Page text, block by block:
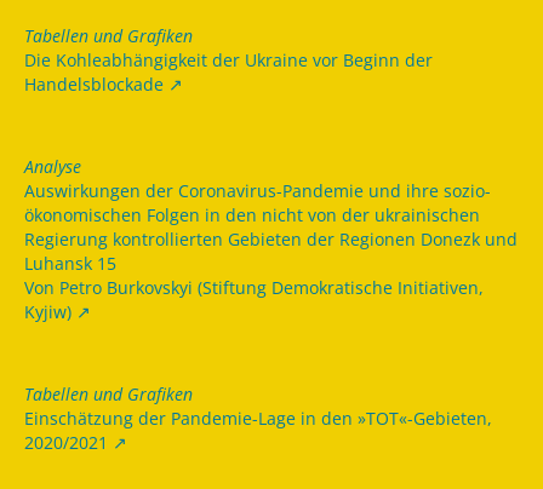
Tabellen und Grafiken
Die Kohleabhängigkeit der Ukraine vor Beginn der
Handelsblockade
Analyse
Auswirkungen der Coronavirus-Pandemie und ihre sozio-
ökonomischen Folgen in den nicht von der ukrainischen
Regierung kontrollierten Gebieten der Regionen Donezk und
Luhansk 15
Von Petro Burkovskyi (Stiftung Demokratische Initiativen,
Kyjiw)
Tabellen und Grafiken
Einschätzung der Pandemie-Lage in den »TOT«-Gebieten,
2020/2021